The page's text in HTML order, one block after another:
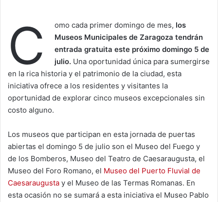
C omo cada primer domingo de mes, los
Museos Municipales de Zaragoza tendrán
entrada gratuita este próximo domingo 5 de
julio. Una oportunidad única para sumergirse
en la rica historia y el patrimonio de la ciudad, esta
iniciativa ofrece a los residentes y visitantes la
oportunidad de explorar cinco museos excepcionales sin
costo alguno.
Los museos que participan en esta jornada de puertas
abiertas el domingo 5 de julio son el Museo del Fuego y
de los Bomberos, Museo del Teatro de Caesaraugusta, el
Museo del Foro Romano, el Museo del Puerto Fluvial de
Caesaraugusta y el Museo de las Termas Romanas. En
esta ocasión no se sumará a esta iniciativa el Museo Pablo